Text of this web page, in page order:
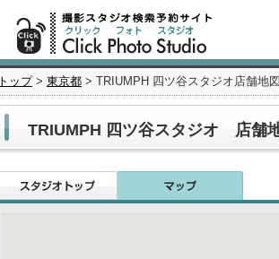
トップ> 東京都 > TRIUMPH 四ツ谷スタジオ店舗地
TRIUMPH 四ツ谷スタジオ 店舗